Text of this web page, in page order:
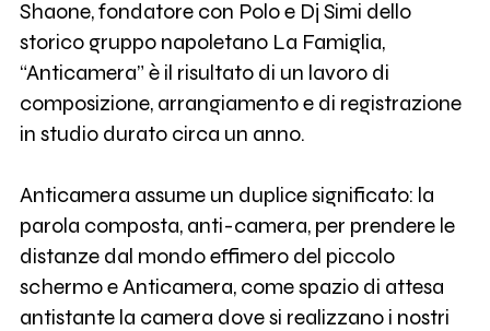
Shaone, fondatore con Polo e Dj Simi dello
storico gruppo napoletano La Famiglia,
“Anticamera” è il risultato di un lavoro di
composizione, arrangiamento e di registrazione
in studio durato circa un anno.
Anticamera assume un duplice significato: la
parola composta, anti-camera, per prendere le
distanze dal mondo effimero del piccolo
schermo e Anticamera, come spazio di attesa
antistante la camera dove si realizzano i nostri